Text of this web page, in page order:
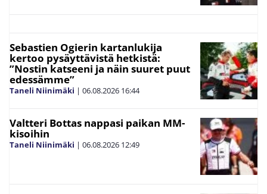
Sebastien Ogierin kartanlukija
kertoo pysäyttävistä hetkistä:
”Nostin katseeni ja näin suuret puut
edessämme”
Taneli Niinimäki | 06.08.2026 16:44
Valtteri Bottas nappasi paikan MM-
kisoihin
Taneli Niinimäki | 06.08.2026 12:49